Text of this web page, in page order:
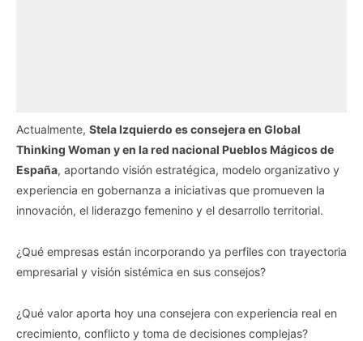
Actualmente, Stela Izquierdo es consejera en Global
Thinking Woman y en la red nacional Pueblos Mágicos de
España, aportando visión estratégica, modelo organizativo y
experiencia en gobernanza a iniciativas que promueven la
innovación, el liderazgo femenino y el desarrollo territorial.
¿Qué empresas están incorporando ya perfiles con trayectoria
empresarial y visión sistémica en sus consejos?
¿Qué valor aporta hoy una consejera con experiencia real en
crecimiento, conflicto y toma de decisiones complejas?